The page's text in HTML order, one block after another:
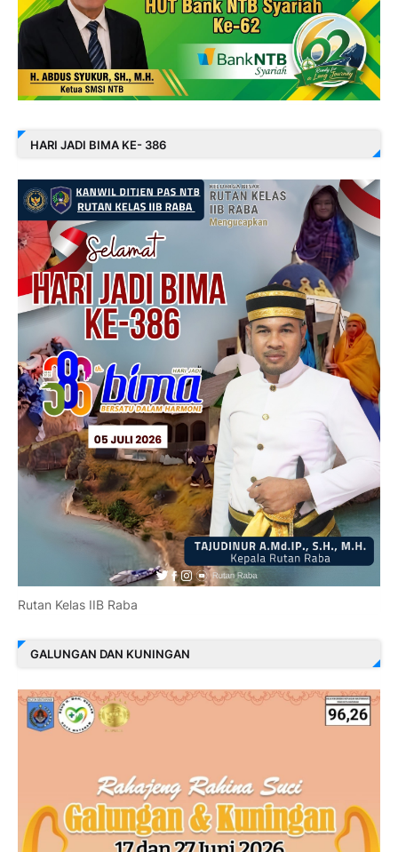
HARI JADI BIMA KE- 386
Rutan Kelas IIB Raba
GALUNGAN DAN KUNINGAN